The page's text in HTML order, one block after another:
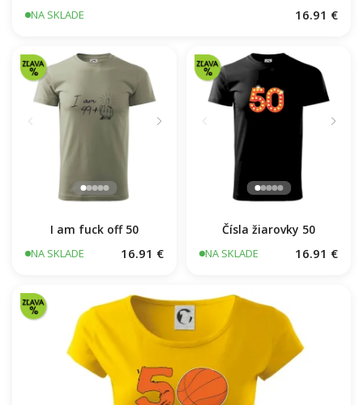
NA SKLADE 16.91 €
I am fuck off 50
NA SKLADE 16.91 €
Čísla žiarovky 50
NA SKLADE 16.91 €